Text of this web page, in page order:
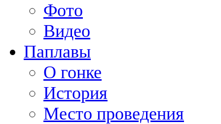
Фото
Видео
Паплавы
О гонке
История
Место проведения